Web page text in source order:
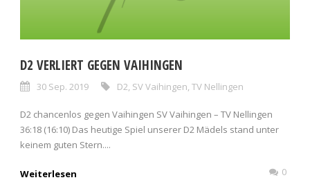
D2 VERLIERT GEGEN VAIHINGEN
30 Sep. 2019 D2, SV Vaihingen, TV Nellingen
D2 chancenlos gegen Vaihingen SV Vaihingen – TV Nellingen
36:18 (16:10) Das heutige Spiel unserer D2 Mädels stand unter
keinem guten Stern....
Weiterlesen 0